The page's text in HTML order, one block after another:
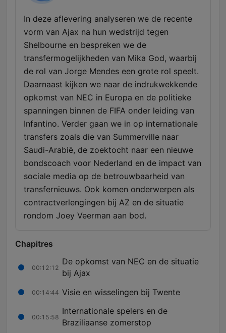
In deze aflevering analyseren we de recente
vorm van Ajax na hun wedstrijd tegen
Shelbourne en bespreken we de
transfermogelijkheden van Mika God, waarbij
de rol van Jorge Mendes een grote rol speelt.
Daarnaast kijken we naar de indrukwekkende
opkomst van NEC in Europa en de politieke
spanningen binnen de FIFA onder leiding van
Infantino. Verder gaan we in op internationale
transfers zoals die van Summerville naar
Saudi-Arabië, de zoektocht naar een nieuwe
bondscoach voor Nederland en de impact van
sociale media op de betrouwbaarheid van
transfernieuws. Ook komen onderwerpen als
contractverlengingen bij AZ en de situatie
rondom Joey Veerman aan bod.
Chapitres
00:12:12
De opkomst van NEC en de situatie
bij Ajax
00:14:44 Visie en wisselingen bij Twente
00:15:58
Internationale spelers en de
Braziliaanse zomerstop